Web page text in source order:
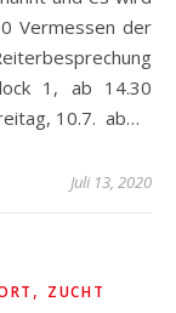
Vermessen der
1, ab 14.30
10.7. ab…
Juli 13, 2020
, ZUCHT